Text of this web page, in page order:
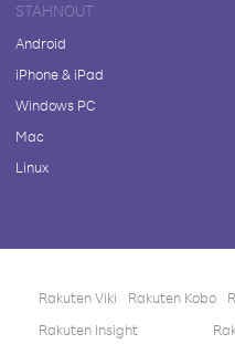
STÁHNOUT
Android
iPhone & iPad
Windows PC
Mac
Linux
Rakuten Viki Rakuten Kobo
Rakuten Insight